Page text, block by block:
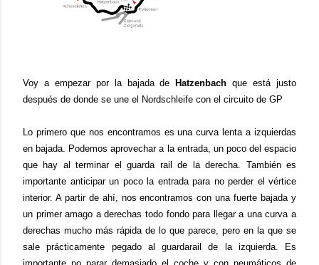
Voy a empezar por la bajada deHatzenbach que está justo
después de donde se une el Nordschleife con el circuito de GP
Lo primero que nos encontramos es una curva lenta a izquierdas
en bajada. Podemos aprovechar a la entrada, un poco del espacio
que hay al terminar el guarda rail de la derecha. También es
importante anticipar un poco la entrada para no perder el vértice
interior. A partir de ahí, nos encontramos con una fuerte bajada y
un primer amago a derechas todo fondo para llegar a una curva a
derechas mucho más rápida de lo que parece, pero en la que se
sale prácticamente pegado al guardarail de la izquierda. Es